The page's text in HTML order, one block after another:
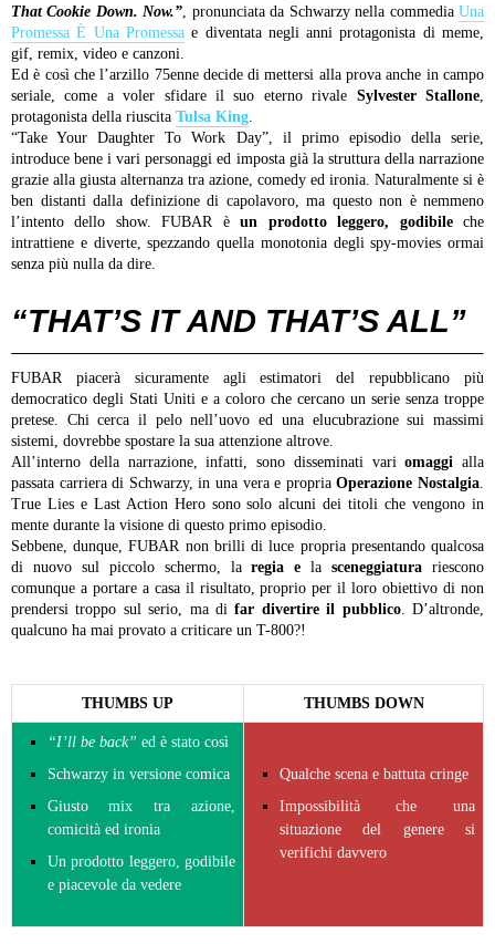
That Cookie Down. Now.” , pronunciata da Schwarzy nella commediaUna
Promessa È Una Promessae diventata negli anni protagonista di meme,
gif, remix, video e canzoni.
Ed è così che l’arzillo 75enne decide di mettersi alla prova anche in campo
seriale, come a voler sfidare il suo eterno rivale Sylvester Stallone
protagonista della riuscita Tulsa King
“Take Your Daughter To Work Day”, il primo episodio della serie,
introduce bene i vari personaggi ed imposta già la struttura della narrazione
grazie alla giusta alternanza tra azione, comedy ed ironia. Naturalmente si è
ben distanti dalla definizione di capolavoro, ma questo non è nemmeno
l’intento dello show. FUBAR èun prodotto leggero, godibileche
intrattiene e diverte, spezzando quella monotonia degli spy-movies ormai
senza più nulla da dire.
“THAT’S IT AND THAT’S ALL”
FUBAR piacerà sicuramente agli estimatori del repubblicano più
democratico degli Stati Uniti e a coloro che cercano un serie senza troppe
pretese. Chi cerca il pelo nell’uovo ed una elucubrazione sui massimi
sistemi, dovrebbe spostare la sua attenzione altrove.
All’interno della narrazione, infatti, sono disseminati variomaggi alla
passata carriera di Schwarzy, in una vera e propriaOperazione Nostalgia
True Lies e Last Action Hero sono solo alcuni dei titoli che vengono in
mente durante la visione di questo primo episodio.
Sebbene, dunque, FUBAR non brilli di luce propria presentando qualcosa
di nuovo sul piccolo schermo, laregia e lasceneggiatura riescono
comunque a portare a casa il risultato, proprio per il loro obiettivo di non
prendersi troppo sul serio, ma difar divertire il pubblico. D’altronde,
qualcuno ha mai provato a criticare un T-800?!
THUMBS UP THUMBS DOWN
“I’ll be back” ed è stato così
Schwarzy in versione comica
Giusto mix tra azione,
comicità ed ironia
Un prodotto leggero, godibile
e piacevole da vedere
Qualche scena e battuta cringe
Impossibilità che una
situazione del genere si
verifichi davvero